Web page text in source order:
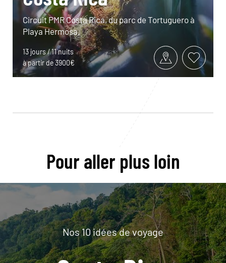
Circuit PMR Costa Rica, du parc de Tortuguero à
Playa Hermosa.
13 jours / 11 nuits
à partir de 3900€
Pour aller plus loin
Nos 10 idées de voyage